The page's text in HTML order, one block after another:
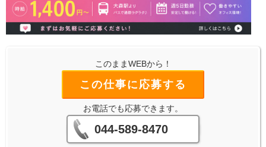
このままWEBから！
この仕事に応募する
お電話でも応募できます。
044-589-8470